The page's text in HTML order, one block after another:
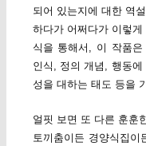
되어 있는지에 대한 역
하다가 어쩌다가 이렇
식을 통해서, 이 작품
인식, 정의 개념, 행동
성을 대하는 태도 등을
얼핏 보면 또 다른 훈훈
토끼춤이든 경양식집